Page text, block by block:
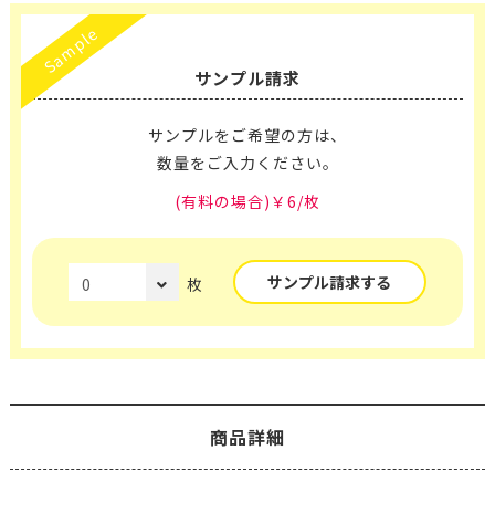
Sample
サンプル請求
サンプルをご希望の方は、
数量をご入力ください。
(有料の場合)￥6/枚
枚 サンプル請求する
商品詳細